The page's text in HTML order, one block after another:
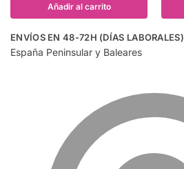
Añadir al carrito
ENVÍOS EN 48-72H (DÍAS LABORALES)
España Peninsular y Baleares